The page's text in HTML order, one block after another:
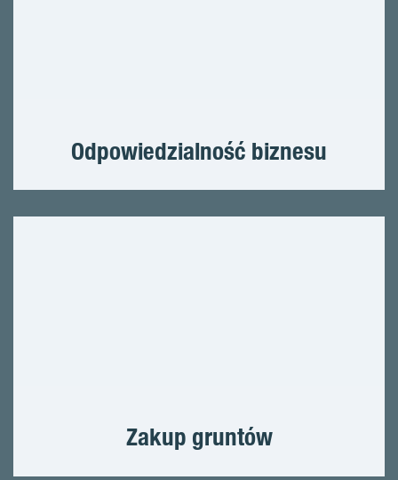
Odpowiedzialność biznesu
Zakup gruntów